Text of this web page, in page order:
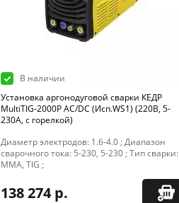
В наличии
Установка аргонодуговой сварки КЕДР
MultiTIG-2000P AC/DC (Исп.WS1) (220В, 5-
230А, с горелкой)
Диаметр электродов: 1.6-4.0 ; Диапазон
сварочного тока: 5-230, 5-230 ; Тип сварки:
MMA, TIG ;
138 274 р.